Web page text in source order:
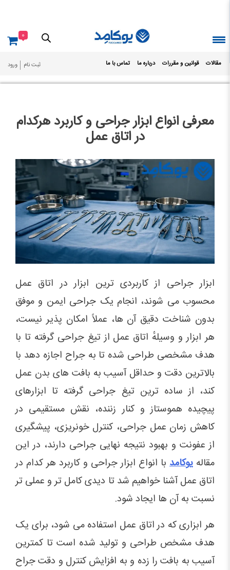
مقالات قوانین و مقررات درباره ما تماس با ما ثبت نام ورود
0
معرفی انواع ابزار جراحی و کاربرد هرکدام
در اتاق عمل
ابزار جراحی از کاربردی ترین ابزار در اتاق عمل
محسوب می شوند، انجام یک جراحی ایمن و موفق
بدون شناخت دقیق آن ها، عملاً امکان پذیر نیست،
هر ابزار و وسیلهٔ اتاق عمل از تیغ جراحی گرفته تا با
هدف مشخصی طراحی شده تا به جراح اجازه دهد با
بالاترین دقت و حداقل آسیب به بافت های بدن عمل
کند، از ساده ترین تیغ جراحی گرفته تا ابزارهای
پیچیده هموستاز و کنار زننده، نقش مستقیمی در
کاهش زمان عمل جراحی، کنترل خونریزی، پیشگیری
از عفونت و بهبود نتیجه نهایی جراحی دارند، در این
مقاله یوکامد با انواع ابزار جراحی و کاربرد هر کدام در
اتاق عمل آشنا خواهیم شد تا دیدی کامل تر و عملی تر
نسبت به آن ها ایجاد شود.
هر ابزاری که در اتاق عمل استفاده می شود، برای یک
هدف مشخص طراحی و تولید شده است تا کمترین
آسیب به بافت را زده و به افزایش کنترل و دقت جراح